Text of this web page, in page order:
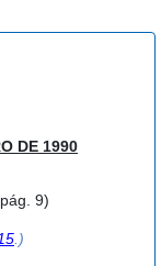
DE 1990
9)
.)